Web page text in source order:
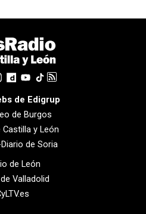
de Edigrup
de Burgos
Castilla y León
de Soria
de León
Valladolid